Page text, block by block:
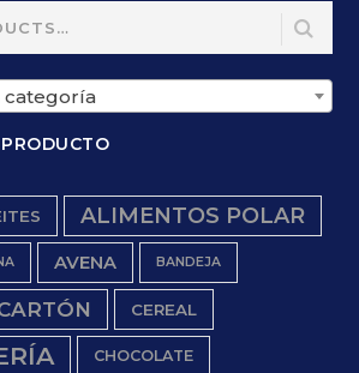
categoría
ALIMENTOS POLAR
AVENA BANDEJA
CEREAL
CHOCOLATE